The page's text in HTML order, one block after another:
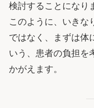
検討することになり
このように、いきな
ではなく、まずは体
いう、患者の負担を
かがえます。